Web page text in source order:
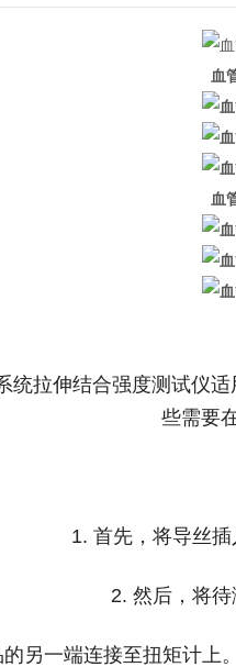
血
血
统拉伸结合强度测试仪
些需要
1. 首先，将导丝
2. 然后，将待
另一端连接至扭矩计上